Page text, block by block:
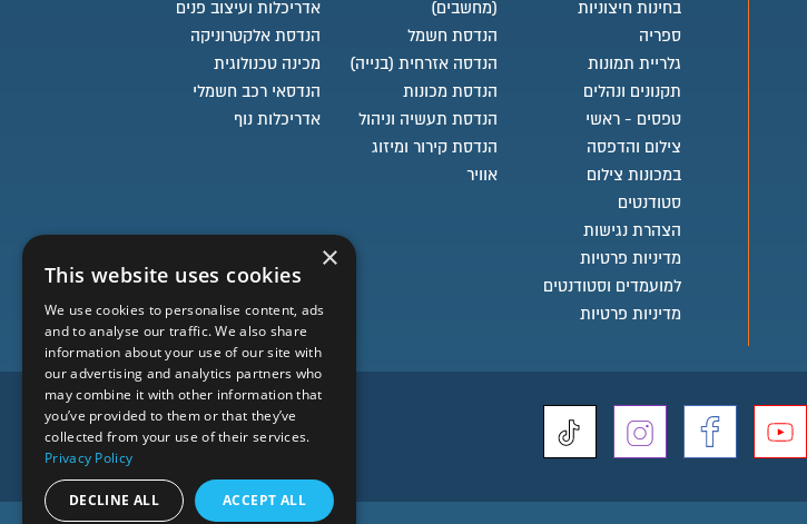
בחינות חיצוניות
ספריה
גלריית תמונות
תקנונים ונהלים
טפסים - ראשי
צילום והדפסה
במכונות צילום
סטודנטים
הצהרת נגישות
מדיניות פרטיות
למועמדים וסטודנטים
מדיניות פרטיות
(מחשבים)
הנדסת חשמל
הנדסה אזרחית (בנייה)
הנדסת מכונות
הנדסת תעשיה וניהול
הנדסת קירור ומיזוג
אוויר
אדריכלות ועיצוב פנים
הנדסת אלקטרוניקה
מכינה טכנולוגית
הנדסאי רכב חשמלי
אדריכלות נוף
×
This website uses cookies
We use cookies to personalise content, ads
and to analyse our traffic. We also share
information about your use of our site with
our advertising and analytics partners who
may combine it with other information that
you’ve provided to them or that they’ve
collected from your use of their services.
Privacy Policy
ACCEPT ALL
DECLINE ALL